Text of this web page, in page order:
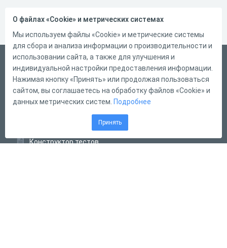
Русский
Справка
Форма обратной связи
Конструктор тестов
О файлах «Cookie» и метрических системах
Мы используем файлы «Cookie» и метрические системы
для сбора и анализа информации о производительности и
использовании сайта, а также для улучшения и
индивидуальной настройки предоставления информации.
Нажимая кнопку «Принять» или продолжая пользоваться
сайтом, вы соглашаетесь на обработку файлов «Cookie» и
данных метрических систем. Подробнее
Принять